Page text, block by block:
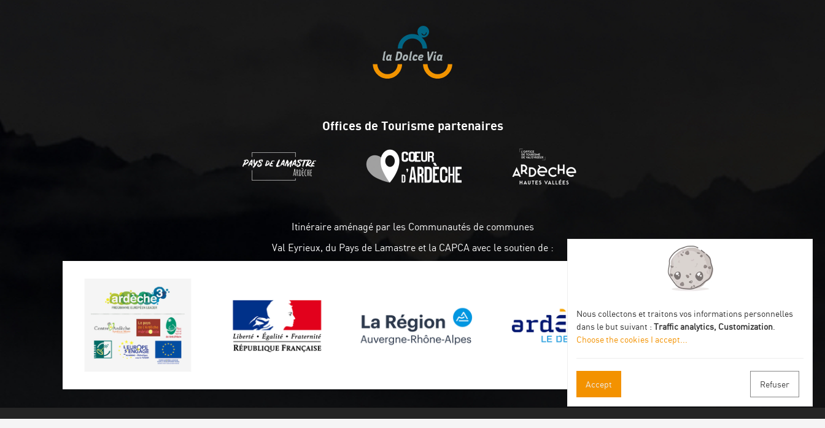
Offices de Tourisme partenaires
Itinéraire aménagé par les Communautés de communes
Val Eyrieux, du Pays de Lamastre et la CAPCA avec le soutien de :
Nous collectons et traitons vos informations personnelles
dans le but suivant : Traffic analytics, Customization
Choose the cookies I accept
Accept Refuser